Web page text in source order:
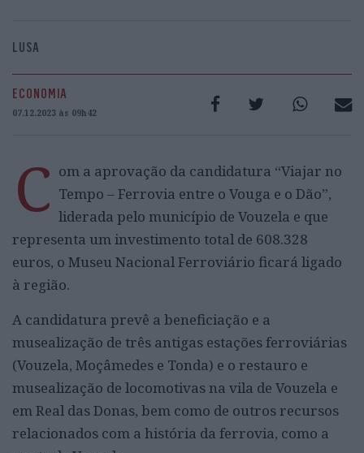
LUSA
ECONOMIA
07.12.2023 às 09h42
C om a aprovação da candidatura “Viajar no
Tempo – Ferrovia entre o Vouga e o Dão”,
liderada pelo município de Vouzela e que
representa um investimento total de 608.328
euros, o Museu Nacional Ferroviário ficará ligado
à região.
A candidatura prevê a beneficiação e a
musealização de três antigas estações ferroviárias
(Vouzela, Moçâmedes e Tonda) e o restauro e
musealização de locomotivas na vila de Vouzela e
em Real das Donas, bem como de outros recursos
relacionados com a história da ferrovia, como a